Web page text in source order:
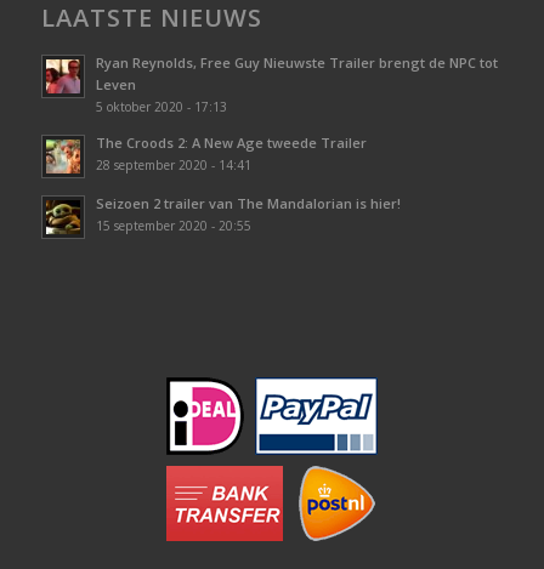
LAATSTE NIEUWS
Ryan Reynolds, Free Guy Nieuwste Trailer brengt de NPC tot
Leven
5 oktober 2020 - 17:13
The Croods 2: A New Age tweede Trailer
28 september 2020 - 14:41
Seizoen 2 trailer van The Mandalorian is hier!
15 september 2020 - 20:55